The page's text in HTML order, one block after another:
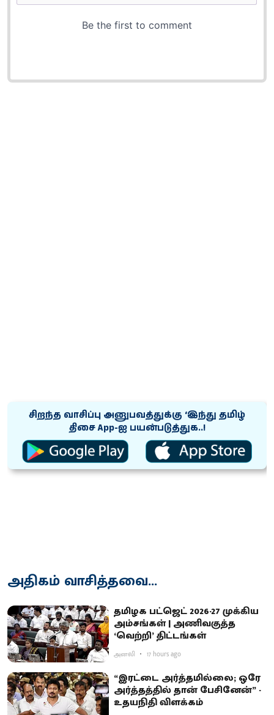
சிறந்த வாசிப்பு அனுபவத்துக்கு ‘இந்து தமிழ்
திசை App-ஐ பயன்படுத்துக..!
அதிகம் வாசித்தவை...
தமிழக பட்ஜெட் 2026-27 முக்கிய
அம்சங்கள் | அணிவகுத்த
‘வெற்றி’ திட்டங்கள்
அனலி 17 hours ago
“இரட்டை அர்த்தமில்லை; ஒரே
அர்த்தத்தில் தான் பேசினேன்” -
உதயநிதி விளக்கம்